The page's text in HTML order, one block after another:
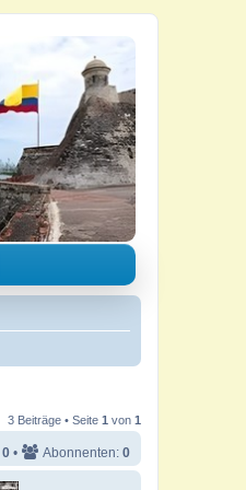
3 Beiträge • Seite 1 von 1
0 • Abonnenten: 0